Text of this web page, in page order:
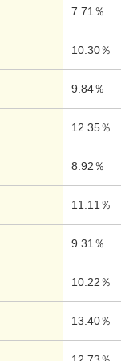
7.71％
10.30％
9.84％
12.35％
8.92％
11.11％
9.31％
10.22％
13.40％